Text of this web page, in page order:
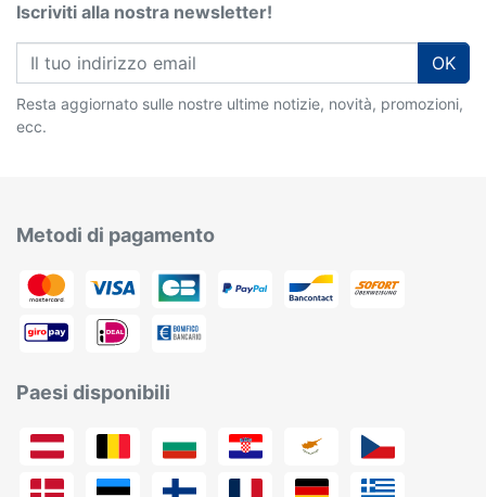
Iscriviti alla nostra newsletter!
OK
Resta aggiornato sulle nostre ultime notizie, novità, promozioni,
ecc.
Metodi di pagamento
Paesi disponibili